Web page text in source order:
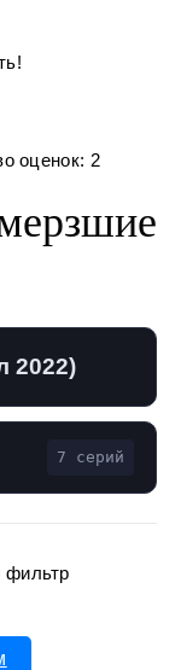
оценок: 2
2022)
7 серий
фильтр